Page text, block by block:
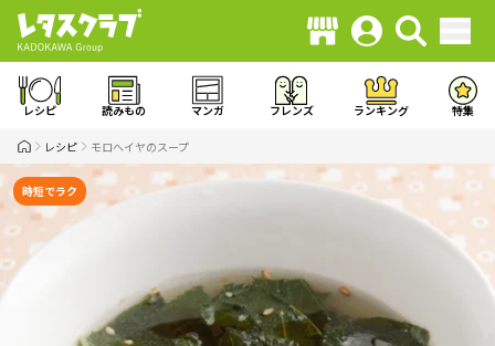
レシピ 読みもの マンガ フレンズ ランキング 特集
レシピ モロへイヤのスープ
時短でラク